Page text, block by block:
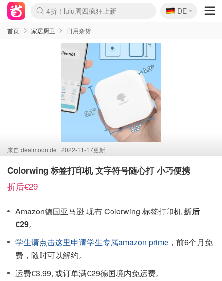
Boticinal 夏促开抢！
4折！lulu周四疯狂上新
还没结束！&OtherStories大促
Joybuy变相75折 随时失效
速领！Stanley独家85折
疑似霸哥！Camper额外叠85折
Zalando 奥莱闪促！每日更新
Moncler反季囤！5折起+叠9折
Coach Brooklyn仅€192
🇩🇪
DE
首页 家居厨卫 日用杂货
来自 dealmoon.de 2022-11-17更新
Colorwing 标签打印机 文字符号随心打 小巧便携
折后€29
Amazon德国亚马逊 现有 Colorwing 标签打印机折后
€29。
学生请点击这里申请学生专属amazon prime ，前6个月免
费，随时可以解约。
运费€3.99, 或订单满€29德国境内免运费。